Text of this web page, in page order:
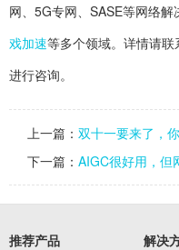
网、5G专网、SASE等网络解
戏加速等多个领域。详情请
进行咨询。
上一篇： 双十一要来了，
下一篇： AIGC很好用，但
推荐产品 解决